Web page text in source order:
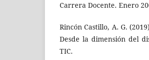
Carrera Docente. Enero
Rincón Castillo, A. G.
Desde la dimensión del
TIC.